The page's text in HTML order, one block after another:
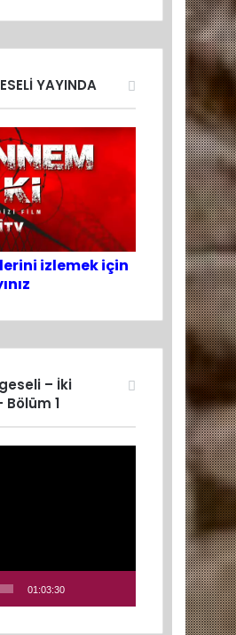
YAYINDA
izlemek için
– İki
1
01:03:30